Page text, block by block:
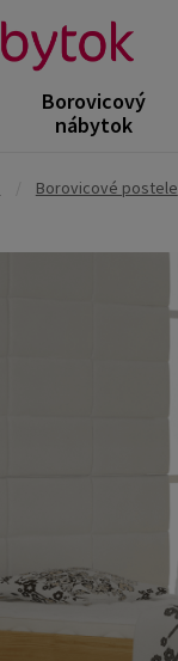
Borovicový
nábytok
Borovicové postele